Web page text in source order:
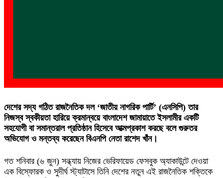
দেশের সদ্য গঠিত রাজনৈতিক দল ‘জাতীয় নাগরিক পার্টি’ (এনসিপি) তার
নিজস্ব স্বকীয়তা হারিয়ে ক্রমান্বয়ে বাংলাদেশ জামায়াতে ইসলামীর একটি
সহযোগী বা সমান্তরাল প্রতিষ্ঠান হিসেবে আত্মপ্রকাশ করছে বলে গুরুতর
অভিযোগ ও মন্তব্য করেছেন বিএনপি নেতা রাশেদ খাঁন।
গত শনিবার (৬ জুন) সন্ধ্যায় নিজের ভেরিফায়েড ফেসবুক অ্যাকাউন্টে দেওয়া
এক বিস্ফোরক ও সুদীর্ঘ স্ট্যাটাসে তিনি দেশের নতুন এই রাজনৈতিক শক্তিকে